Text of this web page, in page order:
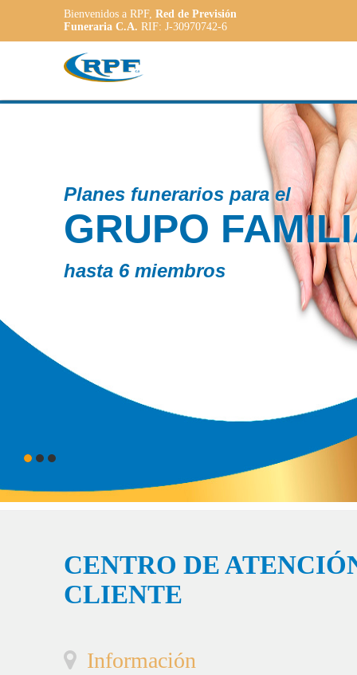
Bienvenidos a RPF, Red de Previsión
Funeraria C.A. RIF: J-30970742-6
Contamos
a las
CENTRO DE
CLIENTE
Información